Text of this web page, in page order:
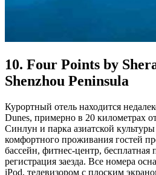
10. Four Points by
Shenzhou Peninsula
Курортный отель находится
Dunes, примерно в 20 километрах
Синлун и парка азиатской
комфортного проживания гостей
бассейн, фитнес-центр, бесплатная
регистрация заезда. Все номера
iPod, телевизором с плоским